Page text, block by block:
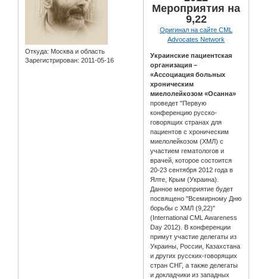
Откуда: Москва и область
Зарегистрирован: 2011-05-16
Мероприятия на
9,22
Оригинал на сайте CML
Advocates Network
Украинские пациентская
организация –
«Ассоциация больных
хроническим
миелолейкозом «Осанна»
проведет "Первую
конференцию русско-
говорящих странах для
пациентов с хроническим
миелолейкозом (ХМЛ) с
участием гематологов и
врачей, которое состоится
20-23 сентября 2012 года в
Ялте, Крым (Украина).
Данное мероприятие будет
посвящено "Всемирному Дню
борьбы с ХМЛ (9,22)"
(International CML Awareness
Day 2012). В конференции
примут участие делегаты из
Украины, России, Казахстана
и других русских-говорящих
стран СНГ, а также делегаты
и докладчики из западных